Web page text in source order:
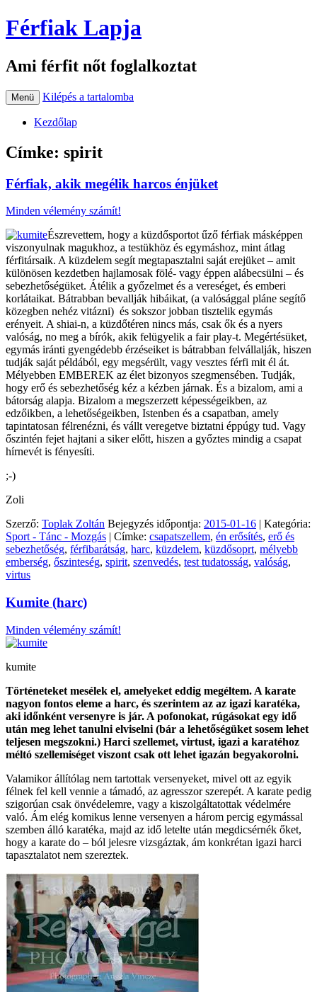
Férfiak Lapja
Ami férfit nőt foglalkoztat
Menü Kilépés a tartalomba
Kezdőlap
Címke: spirit
Férfiak, akik megélik harcos énjüket
Minden vélemény számít!
Észrevettem, hogy a küzdősportot űző férfiak másképpen
viszonyulnak magukhoz, a testükhöz és egymáshoz, mint átlag
férfitársaik. A küzdelem segít megtapasztalni saját erejüket – amit
különösen kezdetben hajlamosak fölé- vagy éppen alábecsülni – és
sebezhetőségüket. Átélik a győzelmet és a vereséget, és emberi
korlátaikat. Bátrabban bevallják hibáikat, (a valósággal pláne segítő
közegben nehéz vitázni) és sokszor jobban tisztelik egymás
erényeit. A shiai-n, a küzdőtéren nincs más, csak ők és a nyers
valóság, no meg a bírók, akik felügyelik a fair play-t. Megértésüket,
egymás iránti gyengédebb érzéseiket is bátrabban felvállalják, hiszen
tudják saját példából, egy megsérült, vagy vesztes férfi mit él át.
Mélyebben EMBEREK az élet bizonyos szegmensében. Tudják,
hogy erő és sebezhetőség kéz a kézben járnak. És a bizalom, ami a
bátorság alapja. Bizalom a megszerzett képességeikben, az
edzőikben, a lehetőségeikben, Istenben és a csapatban, amely
tapintatosan félrenézni, és vállt veregetve biztatni éppúgy tud. Vagy
őszintén fejet hajtani a siker előtt, hiszen a győztes mindig a csapat
hírnevét is fényesíti.
;-)
Zoli
Szerző: Toplak Zoltán Bejegyzés időpontja: 2015-01-16 | Kategória:
Sport - Tánc - Mozgás | Címke: csapatszellem, én erősítés, erő és
sebezhetőség, férfibarátság, harc, küzdelem, küzdősoprt, mélyebb
emberség, őszinteség, spirit, szenvedés, test tudatosság, valóság,
virtus
Kumite (harc)
Minden vélemény számít!
kumite
Történeteket mesélek el, amelyeket eddig megéltem. A karate
nagyon fontos eleme a harc, és szerintem az az igazi karatéka,
aki időnként versenyre is jár. A pofonokat, rúgásokat egy idő
után meg lehet tanulni elviselni (bár a lehetőségüket sosem lehet
teljesen megszokni.) Harci szellemet, virtust, igazi a karatéhoz
méltó szellemiséget viszont csak ott lehet igazán begyakorolni.
Valamikor állítólag nem tartottak versenyeket, mivel ott az egyik
félnek fel kell vennie a támadó, az agresszor szerepét. A karate pedig
szigorúan csak önvédelemre, vagy a kiszolgáltatottak védelmére
való. Ám elég komikus lenne versenyen a három percig egymással
szemben álló karatéka, majd az idő letelte után megdicsérnék őket,
hogy a karate do – ból jelesre vizsgáztak, ám konkrétan igazi harci
tapasztalatot nem szereztek.